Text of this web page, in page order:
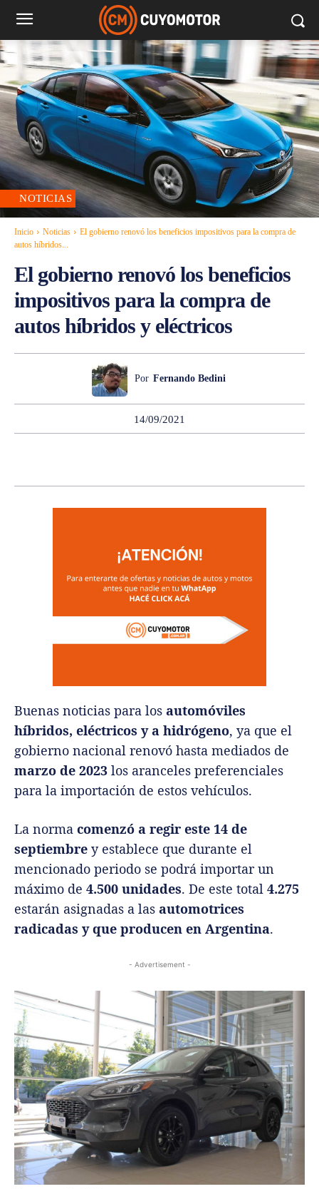
NOTICIAS
Inicio Noticias
El gobierno renovó los beneficios impositivos para la compra de
autos híbridos...
El gobierno renovó los beneficios
impositivos para la compra de
autos híbridos y eléctricos
Por Fernando Bedini
14/09/2021
Buenas noticias para los automóviles
híbridos, eléctricos y a hidrógeno, ya que el
gobierno nacional renovó hasta mediados de
marzo de 2023 los aranceles preferenciales
para la importación de estos vehículos.
La norma comenzó a regir este 14 de
septiembre y establece que durante el
mencionado periodo se podrá importar un
máximo de 4.500 unidades. De este total 4.275
estarán asignadas a las automotrices
radicadas y que producen en Argentina.
- Advertisement -